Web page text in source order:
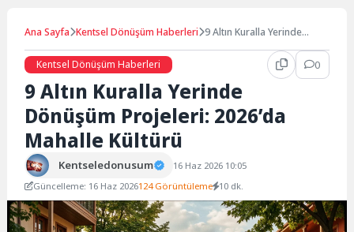
Ana Sayfa Kentsel Dönüşüm Haberleri 9 Altın Kuralla Yerinde
Mahalle Kültürü
Kentsel Dönüşüm Haberleri 0
9 Altın Kuralla Yerinde
Dönüşüm Projeleri: 2026’da
Mahalle Kültürü
Kentseledonusum
16 Haz 2026 10:05
Güncelleme: 16 Haz 2026124 Görüntüleme 10 dk.